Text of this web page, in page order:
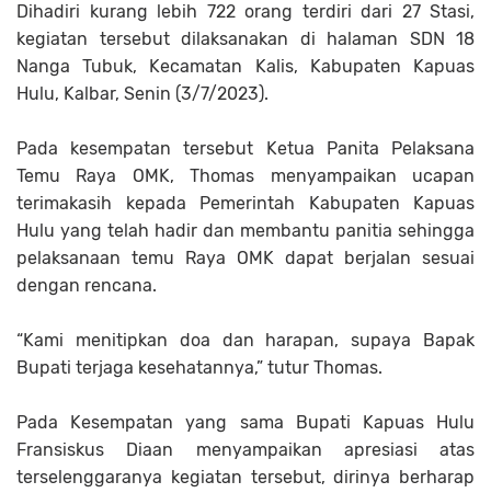
Dihadiri kurang lebih 722 orang terdiri dari 27 Stasi,
kegiatan tersebut dilaksanakan di halaman SDN 18
Nanga Tubuk, Kecamatan Kalis, Kabupaten Kapuas
Hulu, Kalbar, Senin (3/7/2023).
Pada kesempatan tersebut Ketua Panita Pelaksana
Temu Raya OMK, Thomas menyampaikan ucapan
terimakasih kepada Pemerintah Kabupaten Kapuas
Hulu yang telah hadir dan membantu panitia sehingga
pelaksanaan temu Raya OMK dapat berjalan sesuai
dengan rencana.
“Kami menitipkan doa dan harapan, supaya Bapak
Bupati terjaga kesehatannya,” tutur Thomas.
Pada Kesempatan yang sama Bupati Kapuas Hulu
Fransiskus Diaan menyampaikan apresiasi atas
terselenggaranya kegiatan tersebut, dirinya berharap